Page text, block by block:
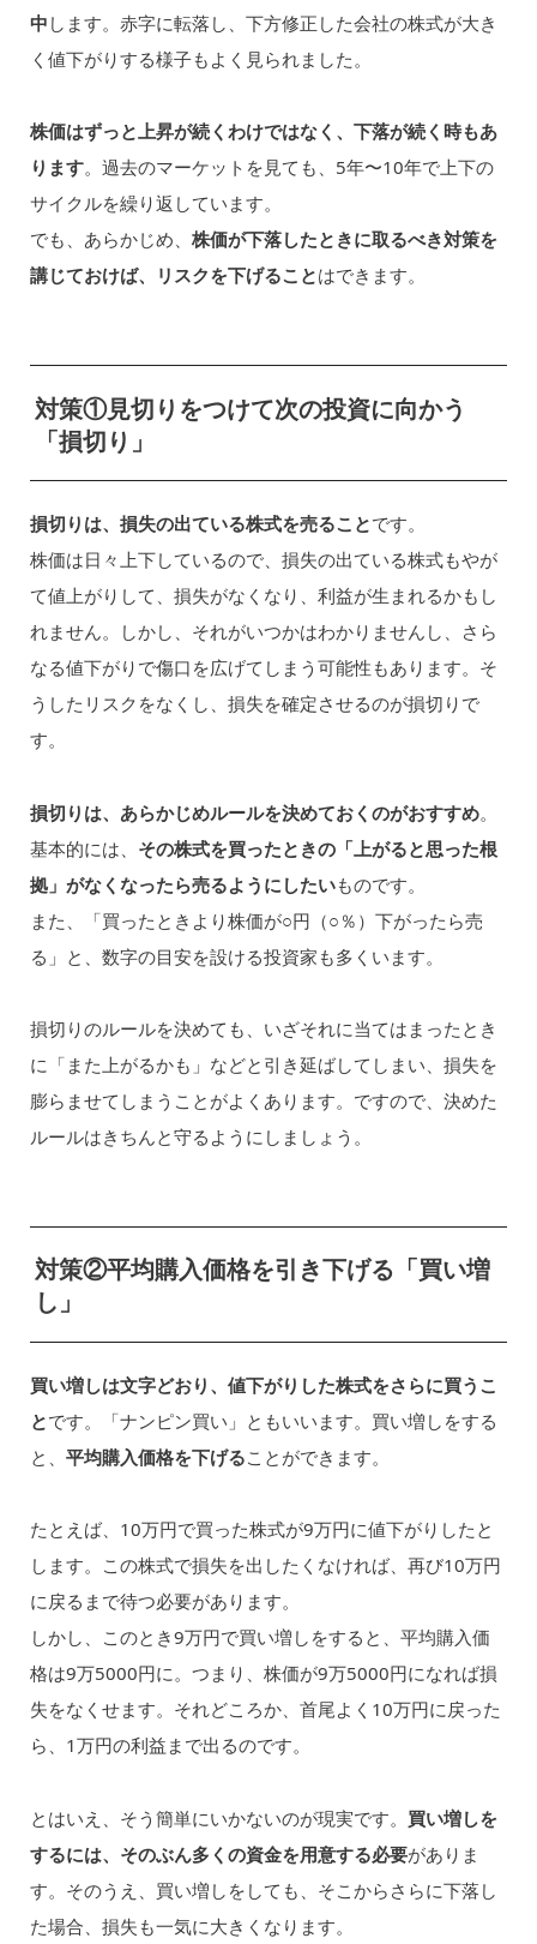
中 します。赤字に転落し、下方修正した会社の株式が大き
く値下がりする様子もよく見られました。
株価はずっと上昇が続くわけではなく、下落が続く時もあ
ります。過去のマーケットを見ても、5年〜10年で上下の
サイクルを繰り返しています。
でも、あらかじめ、 株価が下落したときに取るべき対策を
講じておけば、リスクを下げることはできます。
対策①見切りをつけて次の投資に向かう
「損切り」
損切りは、損失の出ている株式を売ることです。
株価は日々上下しているので、損失の出ている株式もやが
て値上がりして、損失がなくなり、利益が生まれるかもし
れません。しかし、それがいつかはわかりませんし、さら
なる値下がりで傷口を広げてしまう可能性もあります。そ
うしたリスクをなくし、損失を確定させるのが損切りで
す。
損切りは、あらかじめルールを決めておくのがおすすめ。
基本的には、 その株式を買ったときの「上がると思った根
拠」がなくなったら売るようにしたいものです。
また、「買ったときより株価が○円（○％）下がったら売
る」と、数字の目安を設ける投資家も多くいます。
損切りのルールを決めても、いざそれに当てはまったとき
に「また上がるかも」などと引き延ばしてしまい、損失を
膨らませてしまうことがよくあります。ですので、決めた
ルールはきちんと守るようにしましょう。
対策②平均購入価格を引き下げる「買い増
し」
買い増しは文字どおり、値下がりした株式をさらに買うこ
とです。「ナンピン買い」ともいいます。買い増しをする
と、 平均購入価格を下げることができます。
たとえば、10万円で買った株式が9万円に値下がりしたと
します。この株式で損失を出したくなければ、再び10万円
に戻るまで待つ必要があります。
しかし、このとき9万円で買い増しをすると、平均購入価
格は9万5000円に。つまり、株価が9万5000円になれば損
失をなくせます。それどころか、首尾よく10万円に戻った
ら、1万円の利益まで出るのです。
とはいえ、そう簡単にいかないのが現実です。 買い増しを
するには、そのぶん多くの資金を用意する必要がありま
す。そのうえ、買い増しをしても、そこからさらに下落し
た場合、損失も一気に大きくなります。